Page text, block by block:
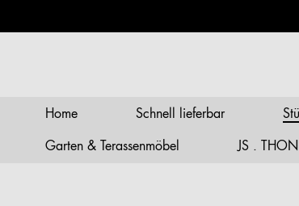
Home Schnell lieferbar
Garten & Terassenmöbel JS .